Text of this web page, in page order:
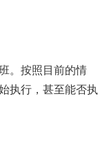
。按照目前的情
执行，甚至能否执